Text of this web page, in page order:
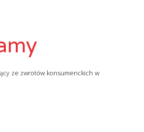
ze zwrotów konsumenckich w